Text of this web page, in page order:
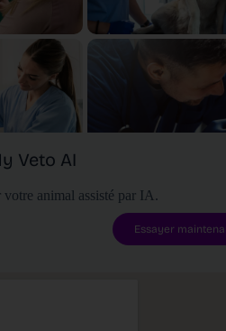
Veto AI
animal assisté par IA.
Essayer